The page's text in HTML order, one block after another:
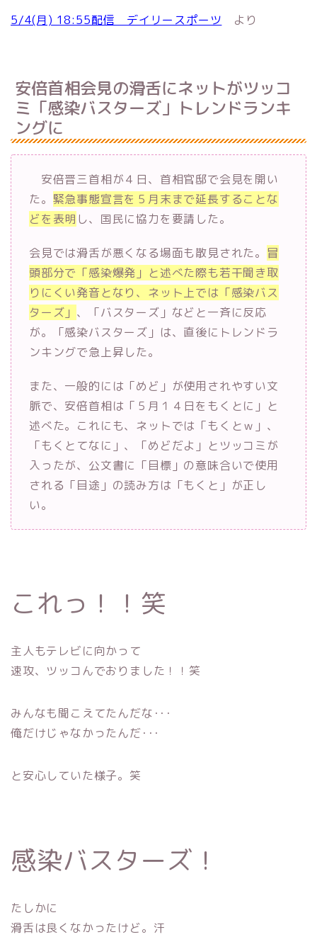
5/4(月) 18:55配信 デイリースポーツ より
安倍首相会見の滑舌にネットがツッコ
ミ「感染バスターズ」トレンドランキ
ングに
安倍晋三首相が４日、首相官邸で会見を開い
た。 緊急事態宣言を５月末まで延長することな
どを表明 し、国民に協力を要請した。
会見では滑舌が悪くなる場面も散見された。 冒
頭部分で「感染爆発」と述べた際も若干聞き取
りにくい発音となり、ネット上では「感染バス
ターズ」 、「バスターズ」などと一斉に反応
が。「感染バスターズ」は、直後にトレンドラ
ンキングで急上昇した。
また、一般的には「めど」が使用されやすい文
脈で、安倍首相は「５月１４日をもくとに」と
述べた。これにも、ネットでは「もくとｗ」、
「もくとてなに」、「めどだよ」とツッコミが
入ったが、公文書に「目標」の意味合いで使用
される「目途」の読み方は「もくと」が正し
い。
これっ！！笑
主人もテレビに向かって
速攻、ツッコんでおりました！！笑
みんなも聞こえてたんだな･･･
俺だけじゃなかったんだ･･･
と安心していた様子。笑
感染バスターズ！
たしかに
滑舌は良くなかったけど。汗